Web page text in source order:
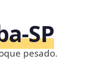
pesado.